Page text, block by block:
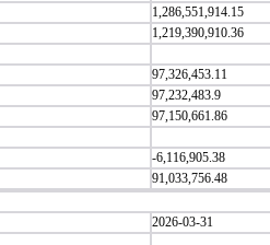
1,286,551,914.15
1,219,390,910.36
97,326,453.11
97,232,483.9
97,150,661.86
-6,116,905.38
91,033,756.48
2026-03-31